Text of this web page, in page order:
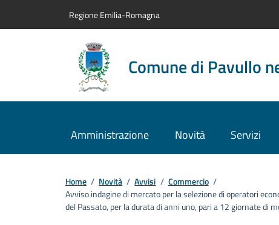
Regione Emilia-Romagna
Comune di Pavullo
Amministrazione Novità Servizi
Home / Novità / Avvisi / Commercio /
Avviso indagine di mercato per la selezione di operatori
del Passato, per la durata di anni uno, pari a 12 giornate di